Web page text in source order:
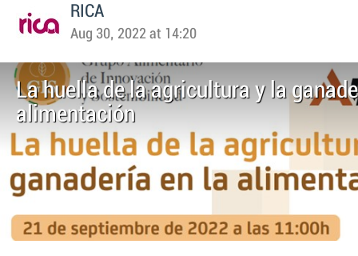
RICA
Aug 30, 2022 at 14:20
La huella de la agricultura y la
alimentación